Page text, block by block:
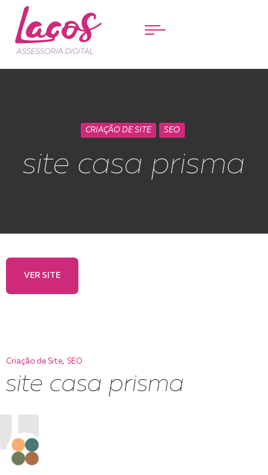
Menu
CRIAÇÃO DE SITE SEO
site casa prisma
VER SITE
Criação de Site, SEO
site casa prisma